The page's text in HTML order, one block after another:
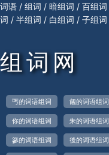
词语 / 组词 / 暗组词 / 百组词
词 / 半组词 / 白组词 / 子组词
组词网
丐的词语组词 觎的词语组词
你的词语组词 朱的词语组词
篸的词语组词 後的词语组词